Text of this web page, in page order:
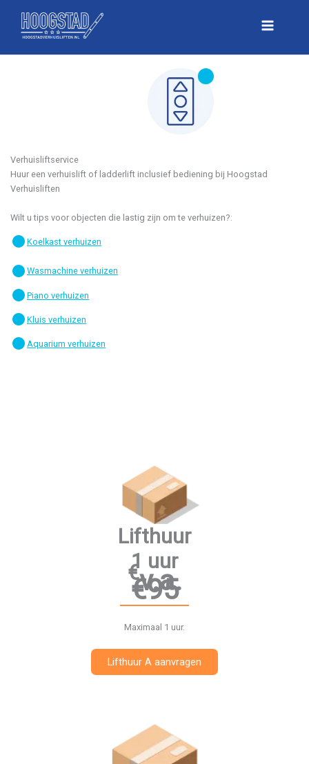
content
Main
Menu
Verhuisliftservice
Huur een verhuislift of ladderlift inclusief bediening bij Hoogstad
Verhuisliften
Wilt u tips voor objecten die lastig zijn om te verhuizen?:
Koelkast verhuizen
Wasmachine verhuizen
Piano verhuizen
Kluis verhuizen
Aquarium verhuizen
Lifthuur
1 uur
€v.a.
€95
Maximaal 1 uur.
Lifthuur A aanvragen